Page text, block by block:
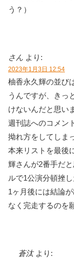
う？）
さん より:
2023年1月3日 12:54
柚香永久輝の並び
うんですが、きっ
けないんだと思い
週刊誌へのコメン
拗れ方をしてしま
本来リストを最後
輝さんが2番手だ
ルで1公演分頓挫
1ヶ月後には結論
なく完走するのを
蒼汰 より: